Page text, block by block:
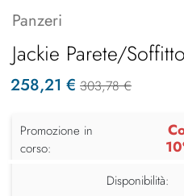
Panzeri
Jackie Parete/
258,21 € 303,78 €
Promozione in
corso:
Disponibilità: